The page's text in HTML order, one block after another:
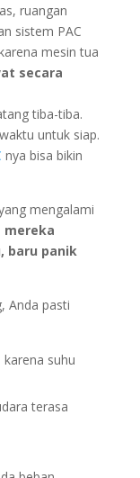
ruangan
sistem PAC
mesin tua
secara
tiba-tiba.
untuk siap.
nya bisa bikin
mengalami
mereka
baru panik
Anda pasti
suhu
terasa